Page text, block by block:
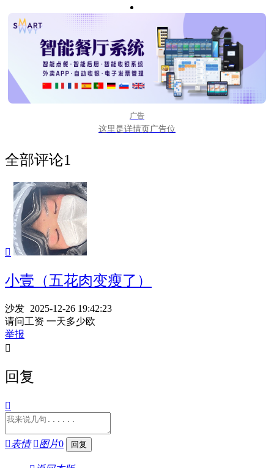
广告
这里是详情页广告位
全部评论1

小壹（五花肉变瘦了）
沙发 2025-12-26 19:42:23
请问工资 一天多少欧
举报

回复

表情 图片0